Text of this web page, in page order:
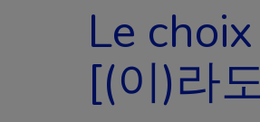
Le
[(이)라